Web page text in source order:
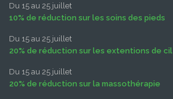
Du 15 au 25 juillet
10% de réduction sur les soins des pieds
Du 15 au 25 juillet
20% de réduction sur les extentions de cil
Du 15 au 25 juillet
20% de réduction sur la massothérapie